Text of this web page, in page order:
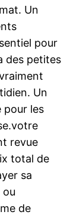
Un
pour
des petites
Un
pour les
revue
total de
sa
ou
de